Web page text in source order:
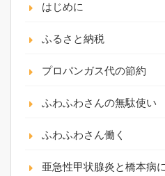
はじめに
ふるさと納税
プロパンガス代の節約
ふわふわさんの無駄使い
ふわふわさん働く
亜急性甲状腺炎と橋本病